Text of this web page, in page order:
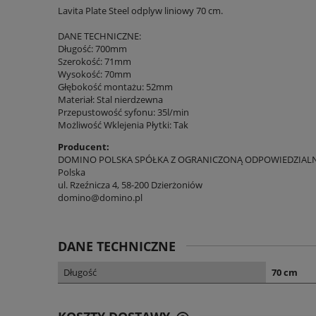
Lavita Plate Steel odplyw liniowy 70 cm.
DANE TECHNICZNE:
Długość: 700mm
Szerokość: 71mm
Wysokość: 70mm
Głębokość montażu: 52mm
Materiał: Stal nierdzewna
Przepustowość syfonu: 35l/min
Możliwość Wklejenia Płytki: Tak
Producent:
DOMINO POLSKA SPÓŁKA Z OGRANICZONĄ
Polska
ul. Rzeźnicza 4, 58-200 Dzierżoniów
domino@domino.pl
DANE TECHNICZNE
Długość 70 cm